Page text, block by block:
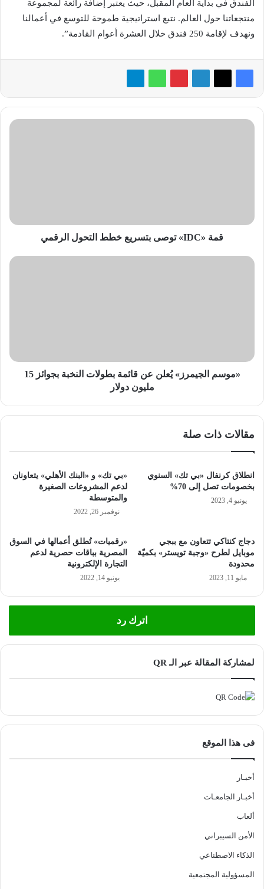
الفندق في بداية العام المقبل، حيث يعتبر إضافة رائعة لمجموعة
منتجعاتنا حول العالم. نتبع استراتيجية طموحة للتوسع في أعمالنا
ونهدف لإقامة 250 فندق خلال العشرة أعوام القادمة”.
قمة
قمة «IDC» توصى بتسريع خطط التحول الرقمي
«موسم
15
مليون
«موسم الجيمرز» يُعلن عن قائمة بطولات النخبة بجوائز 15
مليون دولار
مقالات ذات صلة
انطلاق كرنفال «بي تك» السنوي
بخصومات تصل إلى 70%
يونيو 4, 2023
«بي تك» و «البنك الأهلي» يتعاونان
لدعم المشروعات الصغيرة
والمتوسطة
نوفمبر 26, 2022
دجاج كنتاكي تتعاون مع ببجي
موبايل لطرح «وجبة تويستر» بكميّة
محدودة
مايو 11, 2023
«رقميات» تُطلق أعمالها في السوق
المصرية بباقات حصرية لدعم
التجارة الإلكترونية
يونيو 14, 2022
اترك رد
لمشاركة المقالة عبر الـ QR
فى هذا الموقع
أخبـار
أخبـار الجامعـات
ألعاب
الأمن السيبراني
الذكاء الاصطناعي
المسؤولية المجتمعية